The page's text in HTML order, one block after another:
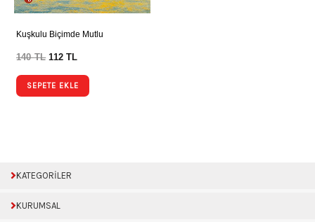
Kuşkulu Biçimde Mutlu
140TL 112TL
SEPETE EKLE
KATEGORİLER
KURUMSAL